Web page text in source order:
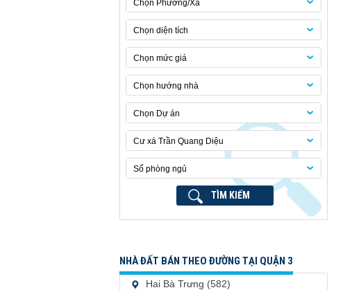
Chọn Phường/Xã
Chọn diện tích
Chọn mức giá
Chọn hướng nhà
Chọn Dự án
Cư xá Trần Quang Diệu
Số phòng ngủ
TÌM KIẾM
NHÀ ĐẤT BÁN THEO ĐƯỜNG TẠI QUẬN 3
Hai Bà Trưng (582)